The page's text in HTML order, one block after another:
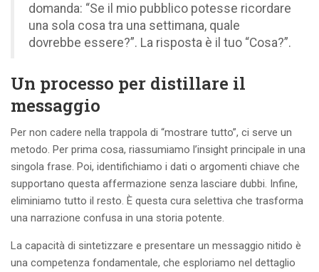
domanda: “Se il mio pubblico potesse ricordare
una sola cosa tra una settimana, quale
dovrebbe essere?”. La risposta è il tuo “Cosa?”.
Un processo per distillare il
messaggio
Per non cadere nella trappola di “mostrare tutto”, ci serve un
metodo. Per prima cosa, riassumiamo l’insight principale in una
singola frase. Poi, identifichiamo i dati o argomenti chiave che
supportano questa affermazione senza lasciare dubbi. Infine,
eliminiamo tutto il resto. È questa cura selettiva che trasforma
una narrazione confusa in una storia potente.
La capacità di sintetizzare e presentare un messaggio nitido è
una competenza fondamentale, che esploriamo nel dettaglio